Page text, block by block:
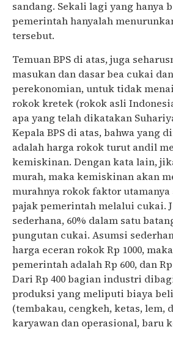
sandang. Sekali lagi yang hanya
pemerintah hanyalah
tersebut.
Temuan BPS di atas, juga
masukan dan dasar bea cukai
perekonomian, untuk tidak
rokok kretek (rokok asli
apa yang telah dikatakan
Kepala BPS di atas, bahwa yang
adalah harga rokok turut andil
kemiskinan. Dengan kata lain,
murah, maka kemiskinan akan
murahnya rokok faktor
pajak pemerintah melalui cukai.
sederhana, 60% dalam satu
pungutan cukai. Asumsi
harga eceran rokok Rp 1000,
pemerintah adalah Rp 600, dan
Dari Rp 400 bagian industri
produksi yang meliputi biaya
(tembakau, cengkeh, ketas, lem,
karyawan dan operasional, baru